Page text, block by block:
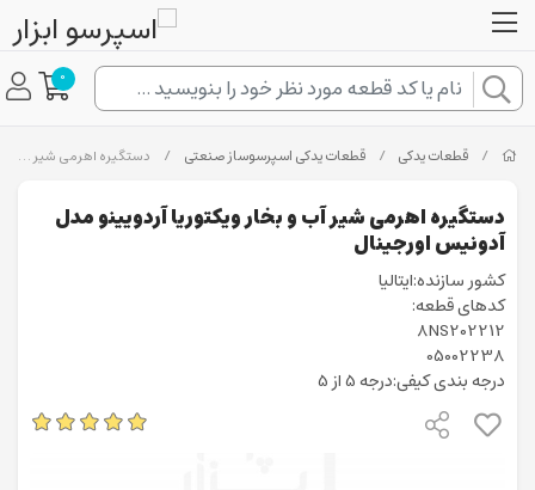
0
/ قطعات یدکی / قطعات یدکی اسپرسوساز صنعتی / دستگیره اهرمی شیر آب و بخار ویکتوریا آردویینو مدل آدونیس اورجینال
دستگیره اهرمی شیر آب و بخار ویکتوریا آردویینو مدل
آدونیس اورجینال
کشور سازنده:ایتالیا
کدهای قطعه:
8NS202212
05002238
درجه بندی کیفی:درجه 5 از 5